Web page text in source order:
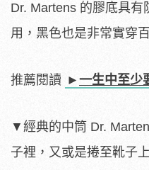
Dr. Martens 的膠底具
用，黑色也是非常實穿
推薦閱讀 ► 一生中至少
▼經典的中筒 Dr.
子裡，又或是捲至靴子